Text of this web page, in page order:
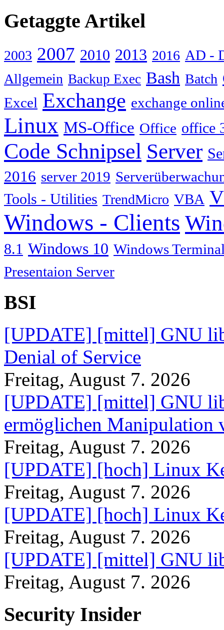
Getaggte Artikel
2003 2007 2010 2013 2016 AD -
Allgemein Backup Exec Bash Batch
Excel Exchange exchange
Linux MS-Office Office office
Code Schnipsel Server
2016 server 2019
Tools - Utilities TrendMicro VBA
Windows - Clients
8.1 Windows 10 Windows
Presentaion Server
BSI
[UPDATE] [mittel] GNU
Denial of Service
Freitag, August 7. 2026
[UPDATE] [mittel] GNU
ermöglichen Manipulation
Freitag, August 7. 2026
[UPDATE] [hoch] Linux
Freitag, August 7. 2026
[UPDATE] [hoch] Linux
Freitag, August 7. 2026
[UPDATE] [mittel] GNU
Freitag, August 7. 2026
Security Insider